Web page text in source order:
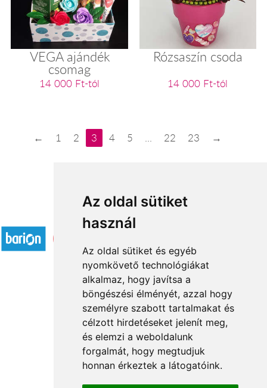
Az oldal sütiket
használ
Az oldal sütiket és egyéb
nyomkövető technológiákat
alkalmaz, hogy javítsa a
böngészési élményét, azzal hogy
személyre szabott tartalmakat és
célzott hirdetéseket jelenít meg,
és elemzi a weboldalunk
forgalmát, hogy megtudjuk
honnan érkeztek a látogatóink.
VEGA ajándék
csomag
14 000 Ft-tól
Rózsaszín csoda
14 000 Ft-tól
← 1 2 3 4 5 ... 22 23 →
Elfogadott fizetési módok
Rólunk
Általános információ
Kapcsolat
Partnereink
Virágüzletek